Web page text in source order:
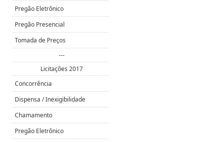
Pregão Eletrônico
Pregão Presencial
Tomada de Preços
---
Licitações 2017
Concorrência
Dispensa / Inexigibilidade
Chamamento
Pregão Eletrônico